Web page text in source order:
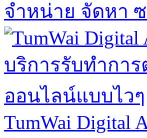
จำหน่าย จัดหา
TumWai Digital